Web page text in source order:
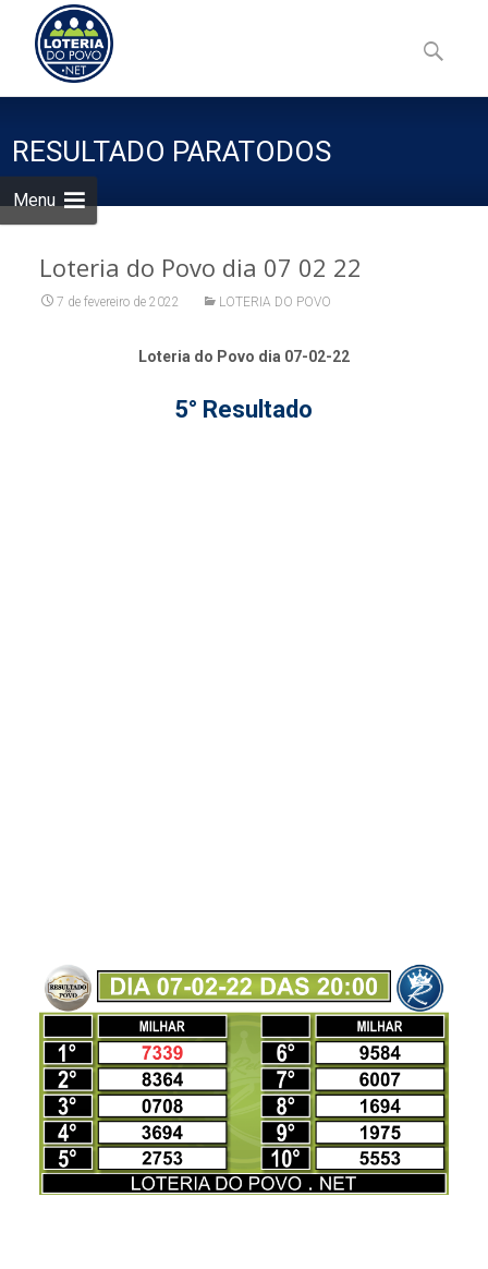
Menu
to
content
por:
RESULTADO PARATODOS
Loteria do Povo dia 07 02 22
7 de fevereiro de 2022 LOTERIA DO POVO
Loteria do Povo dia 07-02-22
5° Resultado